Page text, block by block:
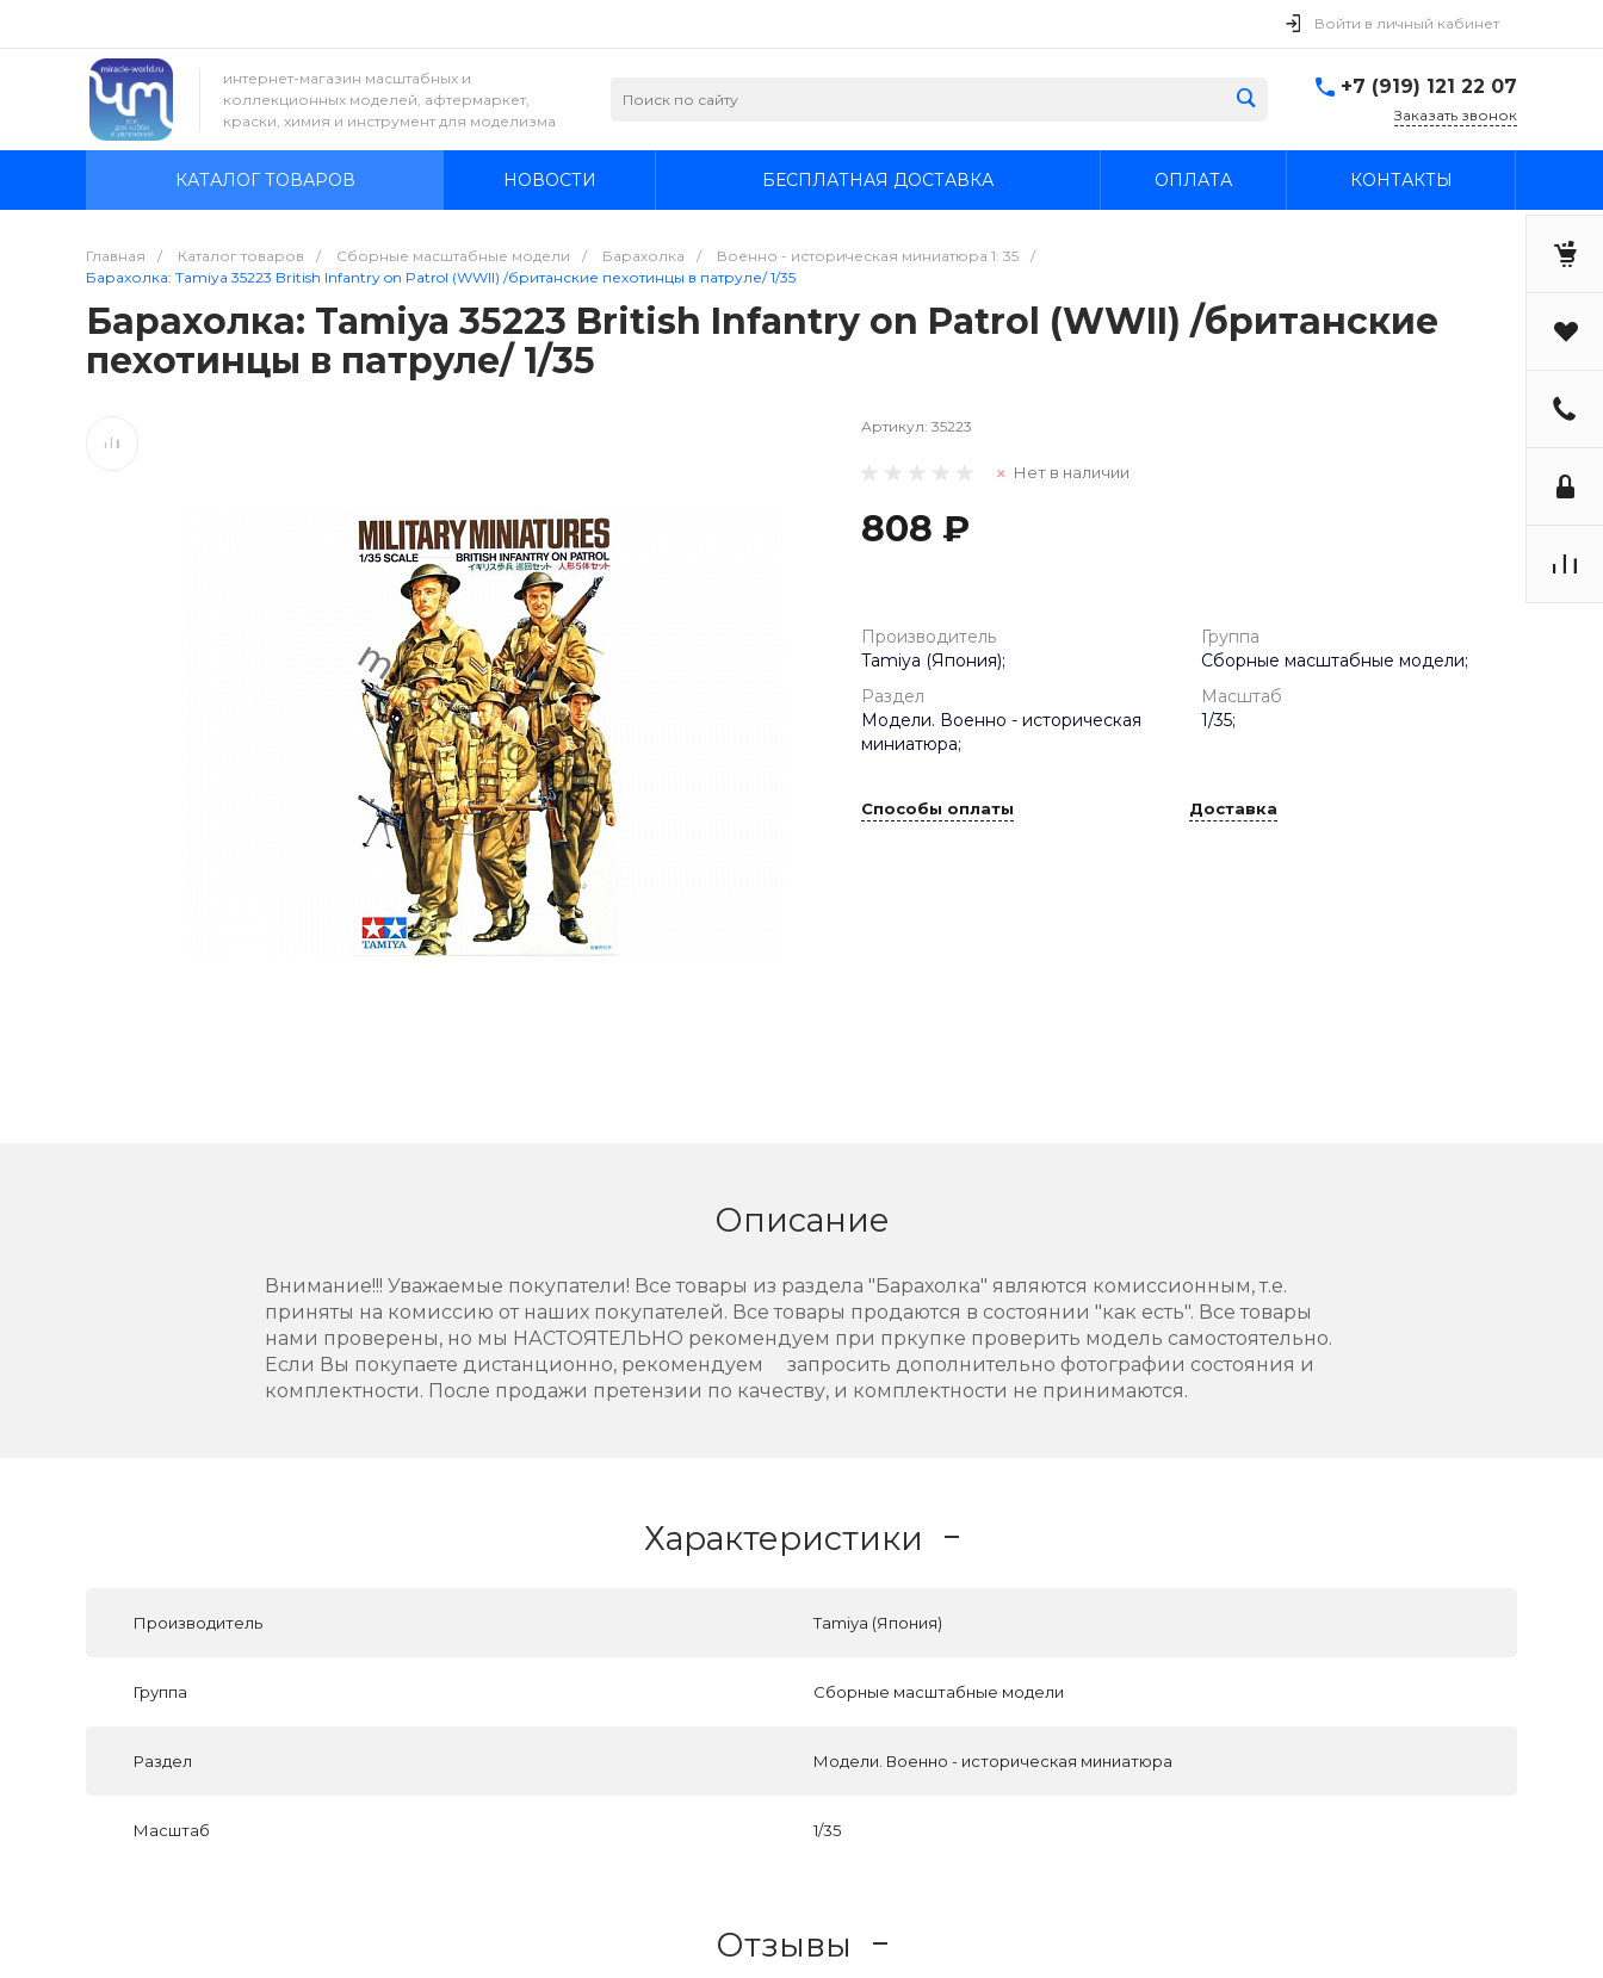
Войти в личный кабинет
интернет-магазин масштабных и
коллекционных моделей, афтермаркет,
краски, химия и инструмент для моделизма
+7 (919) 121 22 07
Заказать звонок
КАТАЛОГ ТОВАРОВ НОВОСТИ БЕСПЛАТНАЯ ДОСТАВКА ОПЛАТА КОНТАКТЫ
Главная / Каталог товаров / Сборные масштабные модели / Барахолка / Военно - историческая миниатюра 1: 35
/
Барахолка: Tamiya 35223 British Infantry on Patrol (WWII) /британские пехотинцы в патруле/ 1/35
Барахолка: Tamiya 35223 British Infantry on Patrol (WWII) /британские
пехотинцы в патруле/ 1/35
Артикул: 35223
Нет в наличии
808 ₽
Производитель
Tamiya (Япония);
Группа
Сборные масштабные модели;
Раздел
Модели. Военно - историческая
миниатюра;
Масштаб
1/35;
Способы оплаты Доставка
Описание
Внимание!!! Уважаемые покупатели! Все товары из раздела "Барахолка" являются комиссионным, т.е.
приняты на комиссию от наших покупателей. Все товары продаются в состоянии "как есть". Все товары
нами проверены, но мы НАСТОЯТЕЛЬНО рекомендуем при пркупке проверить модель самостоятельно.
Если Вы покупаете дистанционно, рекомендуем запросить дополнительно фотографии состояния и
комплектности. После продажи претензии по качеству, и комплектности не принимаются.
Характеристики
Производитель Tamiya (Япония)
Группа Сборные масштабные модели
Раздел Модели. Военно - историческая миниатюра
Масштаб 1/35
Отзывы